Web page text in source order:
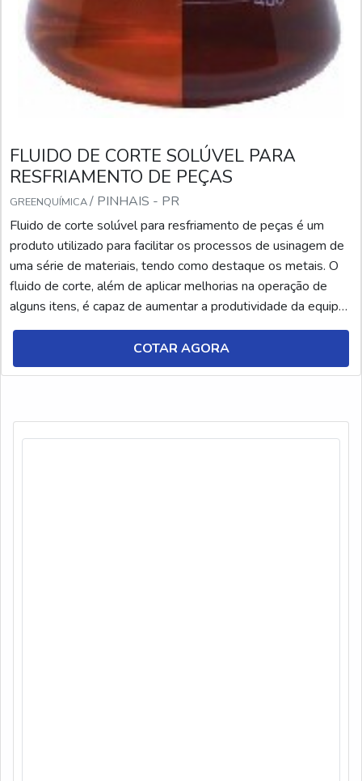
FLUIDO DE CORTE SOLÚVEL PARA
RESFRIAMENTO DE PEÇAS
GREENQUÍMICA/ PINHAIS - PR
Fluido de corte solúvel para resfriamento de peças é um
produto utilizado para facilitar os processos de usinagem de
uma série de materiais, tendo como destaque os metais. O
fluido de corte, além de aplicar melhorias na operação de
alguns itens, é capaz de aumentar a produtividade da equipe
e tornar o ambiente de trabalho mais organizado e
higienizado. No entanto, é fundamental conhecer cada tipo de
fluido de corte e suas respectivas ap...
COTAR AGORA